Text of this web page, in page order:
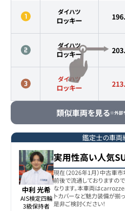
ダイハツ
ロッキー
ダイハツ
ロッキー
ダイハツ
ロッキー
類似車両を見る※外部
鑑定士の車両
中利 光希
AIS検定四輪
3級保持者
実用性高い人気
現在（2026年1月）中古車
前後で流通しておりますの
なります。本車両は
トカバーなど魅力装備が揃
是非ご検討ください！